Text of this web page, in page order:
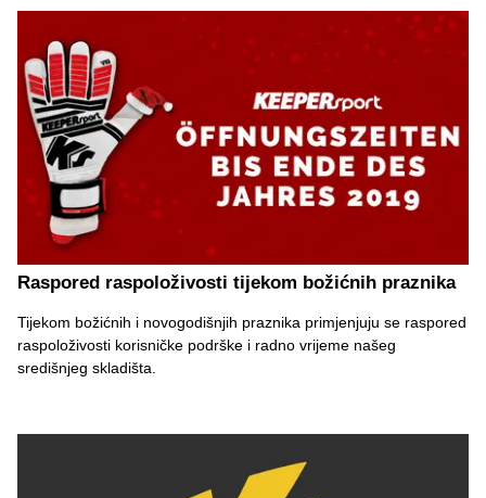
Raspored raspoloživosti tijekom božićnih praznika
Tijekom božićnih i novogodišnjih praznika primjenjuju se raspored
raspoloživosti korisničke podrške i radno vrijeme našeg
središnjeg skladišta.